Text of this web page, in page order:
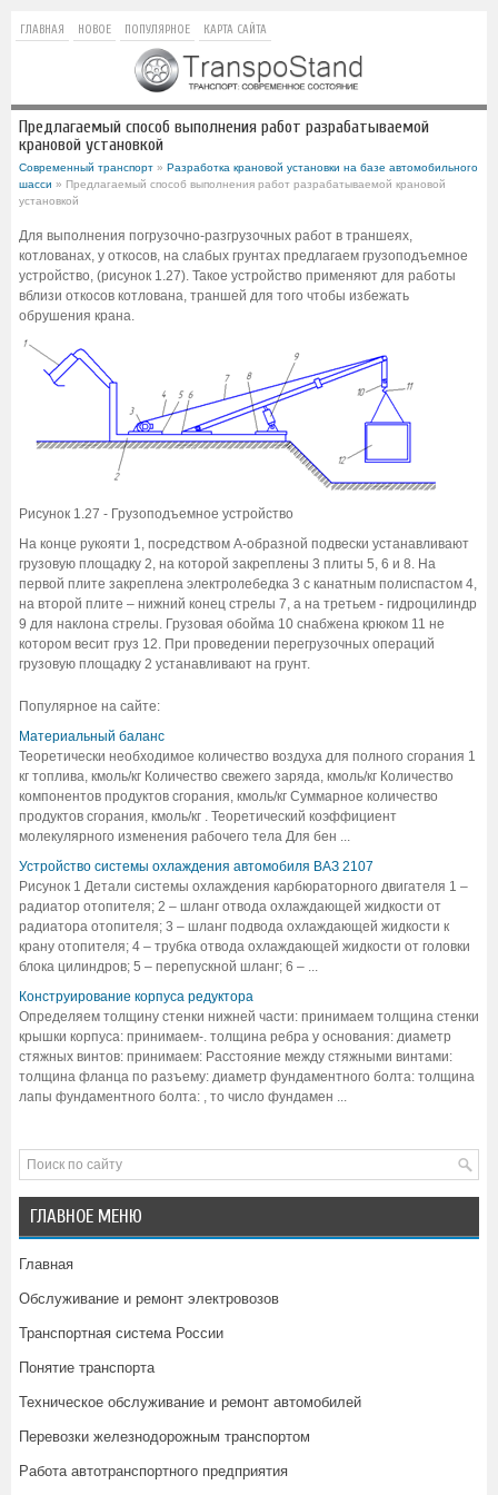
ГЛАВНАЯ НОВОЕ ПОПУЛЯРНОЕ КАРТА САЙТА
Предлагаемый способ выполнения работ разрабатываемой
крановой установкой
Современный транспорт » Разработка крановой установки на базе автомобильного
шасси » Предлагаемый способ выполнения работ разрабатываемой крановой
установкой
Для выполнения погрузочно-разгрузочных работ в траншеях,
котлованах, у откосов, на слабых грунтах предлагаем грузоподъемное
устройство, (рисунок 1.27). Такое устройство применяют для работы
вблизи откосов котлована, траншей для того чтобы избежать
обрушения крана.
Рисунок 1.27 - Грузоподъемное устройство
На конце рукояти 1, посредством А-образной подвески устанавливают
грузовую площадку 2, на которой закреплены 3 плиты 5, 6 и 8. На
первой плите закреплена электролебедка 3 с канатным полиспастом 4,
на второй плите – нижний конец стрелы 7, а на третьем - гидроцилиндр
9 для наклона стрелы. Грузовая обойма 10 снабжена крюком 11 не
котором весит груз 12. При проведении перегрузочных операций
грузовую площадку 2 устанавливают на грунт.
Популярное на сайте:
Материальный баланс
Теоретически необходимое количество воздуха для полного сгорания 1
кг топлива, кмоль/кг Количество свежего заряда, кмоль/кг Количество
компонентов продуктов сгорания, кмоль/кг Суммарное количество
продуктов сгорания, кмоль/кг . Теоретический коэффициент
молекулярного изменения рабочего тела Для бен ...
Устройство системы охлаждения автомобиля ВАЗ 2107
Рисунок 1 Детали системы охлаждения карбюраторного двигателя 1 –
радиатор отопителя; 2 – шланг отвода охлаждающей жидкости от
радиатора отопителя; 3 – шланг подвода охлаждающей жидкости к
крану отопителя; 4 – трубка отвода охлаждающей жидкости от головки
блока цилиндров; 5 – перепускной шланг; 6 – ...
Конструирование корпуса редуктора
Определяем толщину стенки нижней части: принимаем толщина стенки
крышки корпуса: принимаем-. толщина ребра у основания: диаметр
стяжных винтов: принимаем: Расстояние между стяжными винтами:
толщина фланца по разъему: диаметр фундаментного болта: толщина
лапы фундаментного болта: , то число фундамен ...
ГЛАВНОЕ МЕНЮ
Главная
Обслуживание и ремонт электровозов
Транспортная система России
Понятие транспорта
Техническое обслуживание и ремонт автомобилей
Перевозки железнодорожным транспортом
Работа автотранспортного предприятия